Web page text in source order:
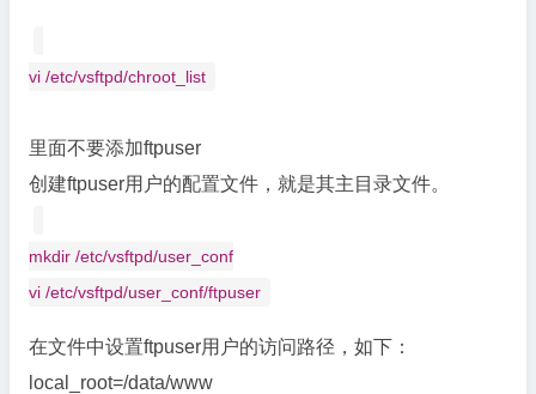
vi /etc/vsftpd/chroot_list
里面不要添加ftpuser
创建ftpuser用户的配置文件，就是其主目录文件。
mkdir /etc/vsftpd/user_conf
vi /etc/vsftpd/user_conf/ftpuser
在文件中设置ftpuser用户的访问路径，如下：
local_root=/data/www